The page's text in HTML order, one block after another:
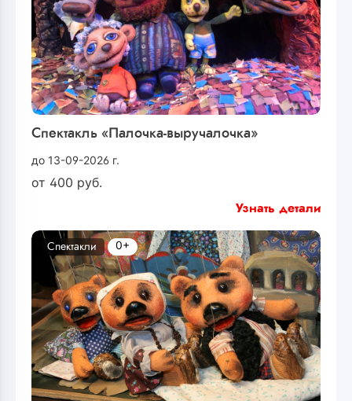
Спектакль «Палочка-выручалочка»
до 13-09-2026 г.
от 400 руб.
Узнать детали
Спектакли 0+